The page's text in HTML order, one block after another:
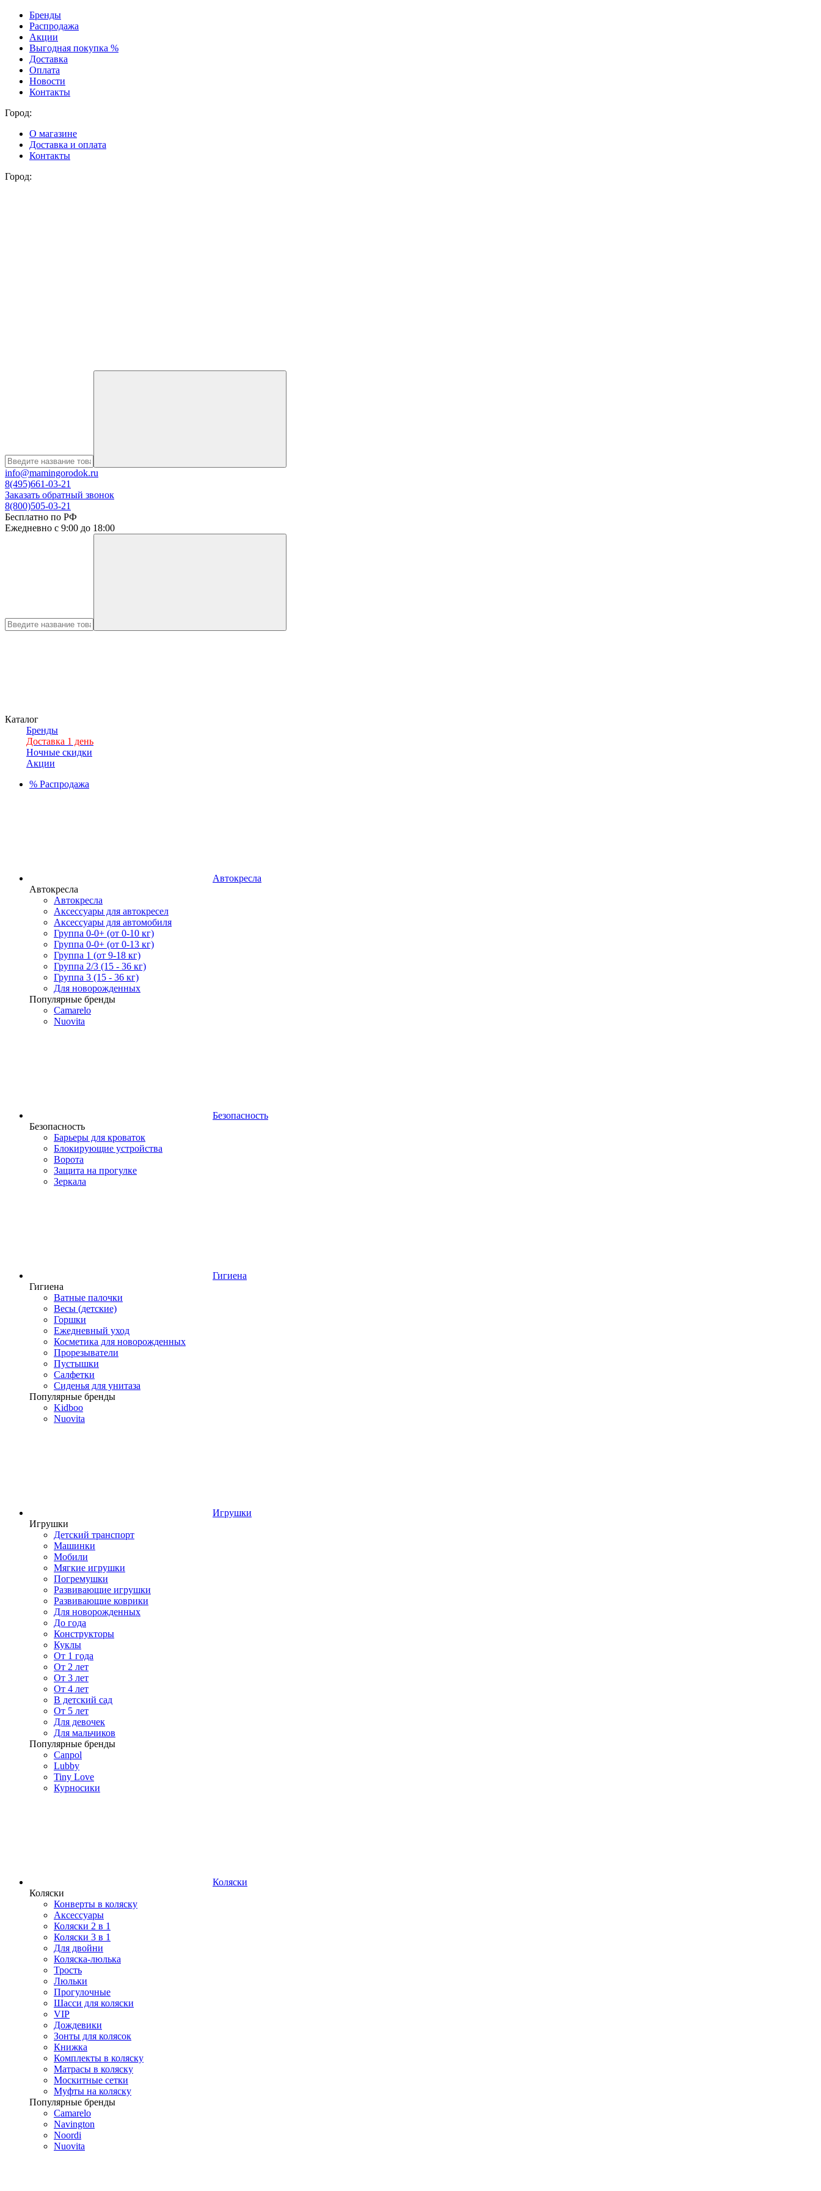
Бренды
Распродажа
Акции
Выгодная покупка %
Доставка
Оплата
Новости
Контакты
Город:
О магазине
Доставка и оплата
Контакты
Город:
info@mamingorodok.ru
8(495)661-03-21
Заказать обратный звонок
8(800)505-03-21
Бесплатно по РФ
Ежедневно с 9:00 до 18:00
Каталог
Бренды
Доставка 1 день
Ночные скидки
Акции
% Распродажа
Автокресла
Автокресла
Автокресла
Аксессуары для автокресел
Аксессуары для автомобиля
Группа 0-0+ (от 0-10 кг)
Группа 0-0+ (от 0-13 кг)
Группа 1 (от 9-18 кг)
Группа 2/3 (15 - 36 кг)
Группа 3 (15 - 36 кг)
Для новорожденных
Популярные бренды
Camarelo
Nuovita
Безопасность
Безопасность
Барьеры для кроваток
Блокирующие устройства
Ворота
Защита на прогулке
Зеркала
Гигиена
Гигиена
Ватные палочки
Весы (детские)
Горшки
Ежедневный уход
Косметика для новорожденных
Прорезыватели
Пустышки
Салфетки
Сиденья для унитаза
Популярные бренды
Kidboo
Nuovita
Игрушки
Игрушки
Детский транспорт
Машинки
Мобили
Мягкие игрушки
Погремушки
Развивающие игрушки
Развивающие коврики
Для новорожденных
До года
Конструкторы
Куклы
От 1 года
От 2 лет
От 3 лет
От 4 лет
В детский сад
От 5 лет
Для девочек
Для мальчиков
Популярные бренды
Canpol
Lubby
Tiny Love
Курносики
Коляски
Коляски
Конверты в коляску
Аксессуары
Коляски 2 в 1
Коляски 3 в 1
Для двойни
Коляска-люлька
Трость
Люльки
Прогулочные
Шасси для коляски
VIP
Дождевики
Зонты для колясок
Книжка
Комплекты в коляску
Матрасы в коляску
Москитные сетки
Муфты на коляску
Популярные бренды
Camarelo
Navington
Noordi
Nuovita